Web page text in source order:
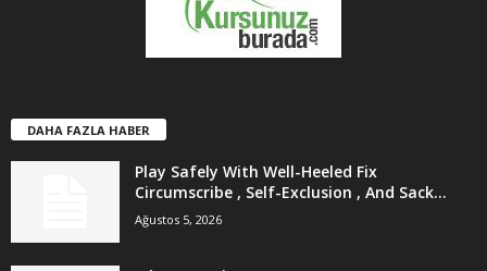
DAHA FAZLA HABER
Play Safely With Well-Heeled Fix
Circumscribe , Self-Exclusion , And Sack...
Ağustos 5, 2026